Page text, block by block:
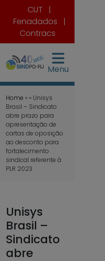
CUT
|
Fenadados
|
Contracs
Menu
Home » » Unisys
Brasil – Sindicato
abre prazo para
apresentação de
cartas de oposição
ao desconto para
fortalecimento
sindical referente à
PLR 2023
Unisys
Brasil –
Sindicato
abre